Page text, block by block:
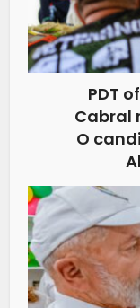
PDT
Cabral
O